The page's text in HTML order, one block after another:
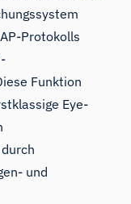
Protokolls
Funktion
Eye-
und